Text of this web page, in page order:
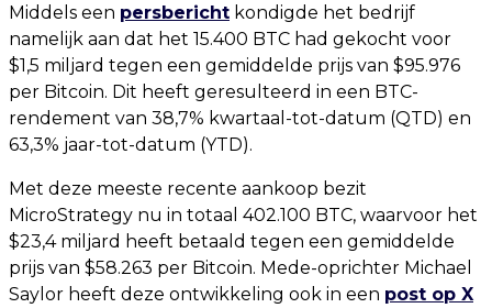
Middels een persbericht kondigde het bedrijf
namelijk aan dat het 15.400 BTC had gekocht voor
$1,5 miljard tegen een gemiddelde prijs van $95.976
per Bitcoin. Dit heeft geresulteerd in een BTC-
rendement van 38,7% kwartaal-tot-datum (QTD) en
63,3% jaar-tot-datum (YTD).
Met deze meeste recente aankoop bezit
MicroStrategy nu in totaal 402.100 BTC, waarvoor het
$23,4 miljard heeft betaald tegen een gemiddelde
prijs van $58.263 per Bitcoin. Mede-oprichter Michael
Saylor heeft deze ontwikkeling ook in een post op X